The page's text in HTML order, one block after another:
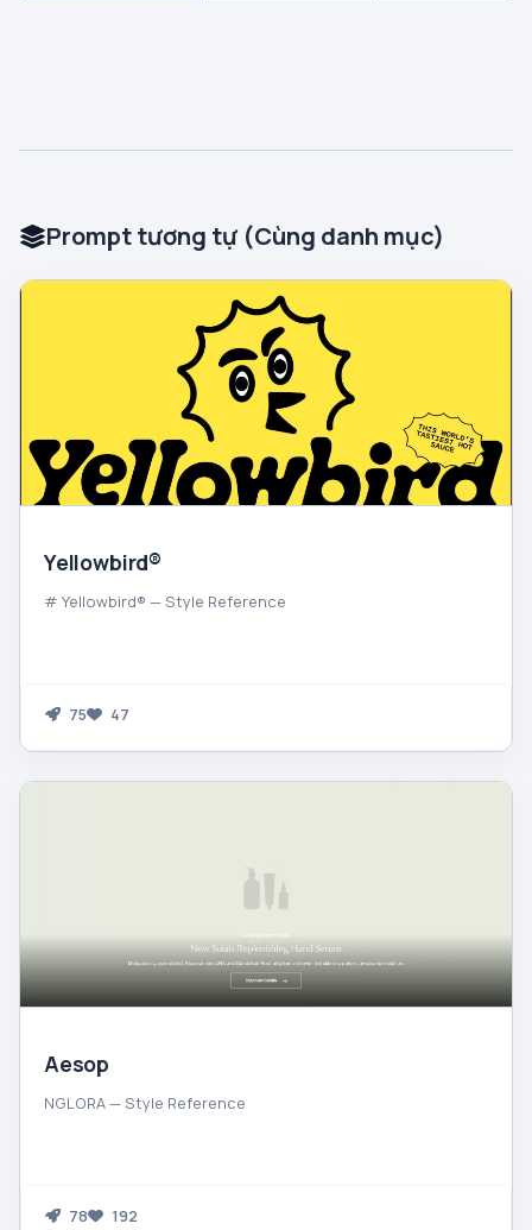
Prompt tương tự (Cùng danh mục)
Yellowbird®
# Yellowbird® — Style Reference
75 47
Aesop
NGLORA — Style Reference
78 192